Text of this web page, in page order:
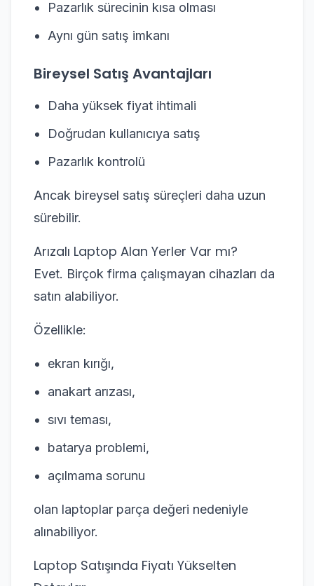
Pazarlık sürecinin kısa olması
Aynı gün satış imkanı
Bireysel Satış Avantajları
Daha yüksek fiyat ihtimali
Doğrudan kullanıcıya satış
Pazarlık kontrolü
Ancak bireysel satış süreçleri daha uzun
sürebilir.
Arızalı Laptop Alan Yerler Var mı?
Evet. Birçok firma çalışmayan cihazları da
satın alabiliyor.
Özellikle:
ekran kırığı,
anakart arızası,
sıvı teması,
batarya problemi,
açılmama sorunu
olan laptoplar parça değeri nedeniyle
alınabiliyor.
Laptop Satışında Fiyatı Yükselten